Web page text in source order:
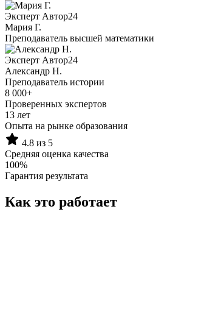
Эксперт Автор24
Мария Г.
Преподаватель высшей математики
Эксперт Автор24
Александр Н.
Преподаватель истории
8 000+
Проверенных экспертов
13 лет
Опыта на рынке образования
4.8 из 5
Средняя оценка качества
100%
Гарантия результата
Как это работает